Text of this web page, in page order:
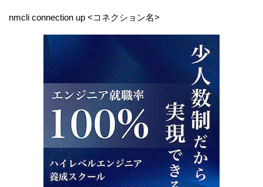
nmcli connection up <コネクション名>